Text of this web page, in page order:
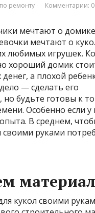
ремонту Комментарии: 0
мечтают о
мечтают о
любимых игрушек.
хороший домик
а плохой
— сделать его
но будьте готовы к
Особенно если у
В среднем,
руками
материал
кукол своими